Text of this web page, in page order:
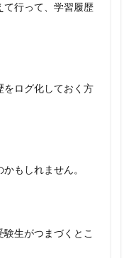
て行って、学習履歴
をログ化しておく方
もしれません。
験生がつまづくとこ